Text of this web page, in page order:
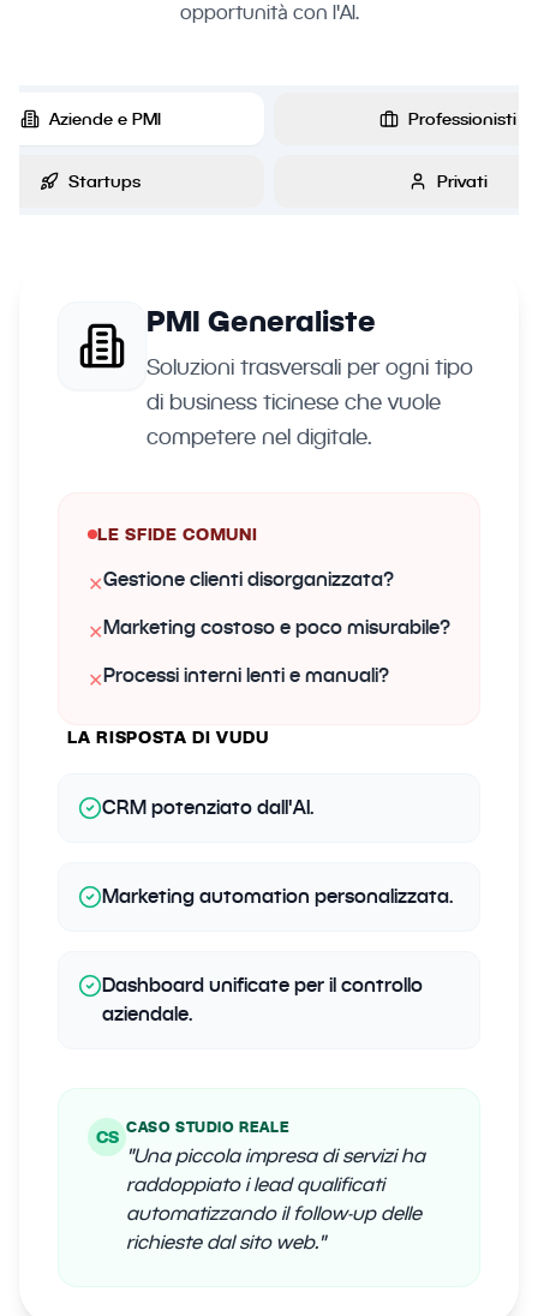
opportunità con l'AI.
Aziende e PMI Professionisti
Startups Privati
PMI Generaliste
Soluzioni trasversali per ogni tipo
di business ticinese che vuole
competere nel digitale.
LE SFIDE COMUNI
✕Gestione clienti disorganizzata?
✕Marketing costoso e poco misurabile?
✕Processi interni lenti e manuali?
LA RISPOSTA DI VUDU
CRM potenziato dall'AI.
Marketing automation personalizzata.
Dashboard unificate per il controllo
aziendale.
CS
CASO STUDIO REALE
"Una piccola impresa di servizi ha
raddoppiato i lead qualificati
automatizzando il follow-up delle
richieste dal sito web."